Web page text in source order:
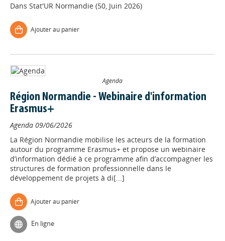
Dans Stat'UR Normandie (50, Juin 2026)
Ajouter au panier
Agenda
Région Normandie - Webinaire d'information
Erasmus+
Agenda 09/06/2026
La Région Normandie mobilise les acteurs de la formation
autour du programme Erasmus+ et propose un webinaire
d’information dédié à ce programme afin d’accompagner les
structures de formation professionnelle dans le
développement de projets à di[...]
Ajouter au panier
En ligne